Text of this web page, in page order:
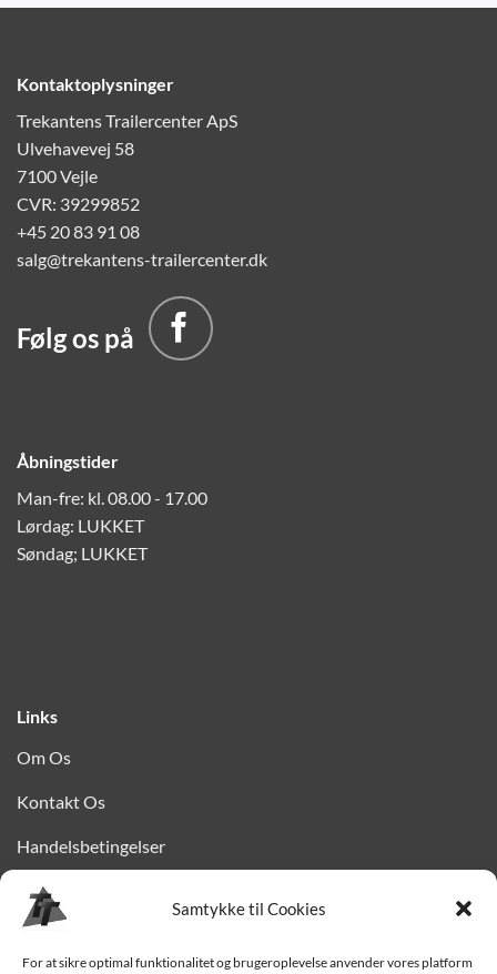
Samtykke til Cookies
For at sikre optimal funktionalitet og brugeroplevelse anvender vores platform
Kontaktoplysninger
Trekantens Trailercenter ApS
Ulvehavevej 58
7100 Vejle
CVR: 39299852
+45 20 83 91 08
salg@trekantens-trailercenter.dk
Følg os på
Åbningstider
Man-fre: kl. 08.00 - 17.00
Lørdag: LUKKET
Søndag; LUKKET
Links
Om Os
Kontakt Os
Handelsbetingelser
Privatlivspolitik